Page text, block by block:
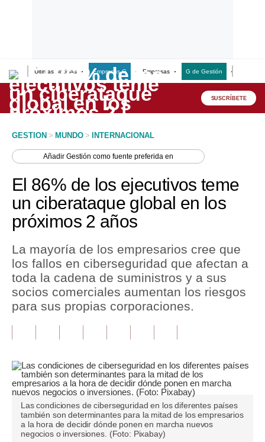
Últimas Noticias Empresas G Empresas G de Gestión
Lo último
Peru Quiosco
Economía
Mercados
Política
Tu Dinero
Finanzas Personales
Opinión
Editorial
Pregunta de hoy
SUSCRÍBETE
GESTION > MUNDO > INTERNACIONAL
AñadirGestión como fuente preferida en
El 86% de los ejecutivos teme
un ciberataque global en los
próximos 2 años
La mayoría de los empresarios cree que
los fallos en ciberseguridad que afectan a
toda la cadena de suministros y a sus
socios comerciales aumentan los riesgos
para sus propias corporaciones.
Las condiciones de ciberseguridad en los diferentes países
también son determinantes para la mitad de los empresarios
a la hora de decidir dónde ponen en marcha nuevos
negocios o inversiones. (Foto: Pixabay)